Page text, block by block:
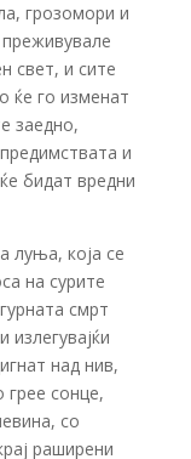
грозомори и
свет, и сите
ќе го изменат
заедно,
и
бидат вредни
луња, која се
на сурите
смрт
излегувајќи
над нив,
сонце,
со
раширени